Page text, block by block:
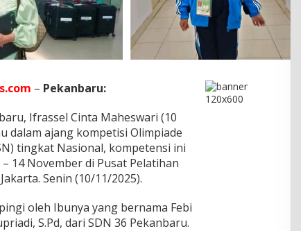
– Pekanbaru:
Ifrassel Cinta Maheswari (10
dalam ajang kompetisi Olimpiade
tingkat Nasional, kompetensi ini
14 November di Pusat Pelatihan
Senin (10/11/2025).
oleh Ibunya yang bernama Febi
S.Pd, dari SDN 36 Pekanbaru.